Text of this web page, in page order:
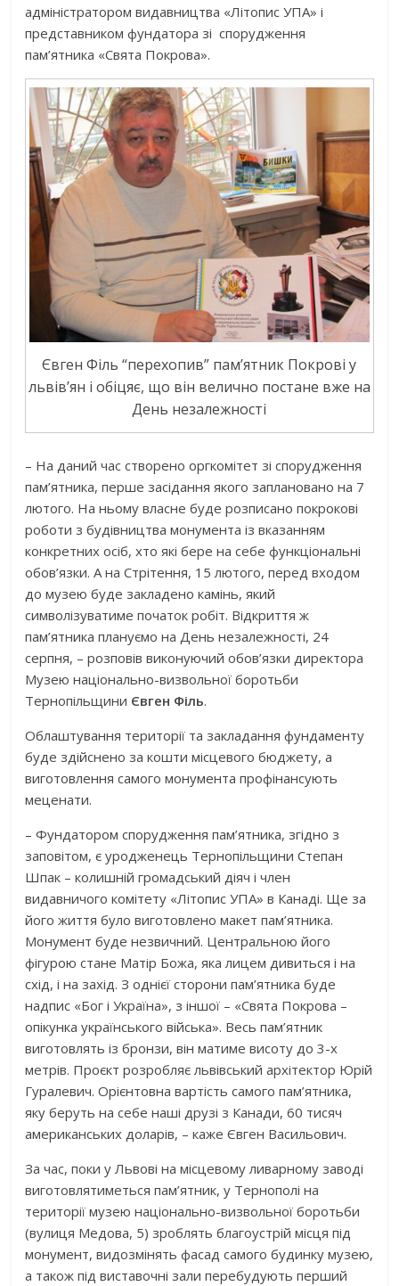
адміністратором видавництва «Літопис УПА» і
представником фундатора зі спорудження
пам’ятника «Свята Покрова».
Євген Філь “перехопив” пам’ятник Покрові у
львів’ян і обіцяє, що він велично постане вже на
День незалежності
– На даний час створено оргкомітет зі спорудження
пам’ятника, перше засідання якого заплановано на 7
лютого. На ньому власне буде розписано покрокові
роботи з будівництва монумента із вказанням
конкретних осіб, хто які бере на себе функціональні
обов’язки. А на Стрітення, 15 лютого, перед входом
до музею буде закладено камінь, який
символізуватиме початок робіт. Відкриття ж
пам’ятника плануємо на День незалежності, 24
серпня, – розповів виконуючий обов’язки директора
Музею національно-визвольної боротьби
Тернопільщини Євген Філь.
Облаштування території та закладання фундаменту
буде здійснено за кошти місцевого бюджету, а
виготовлення самого монумента профінансують
меценати.
– Фундатором спорудження пам’ятника, згідно з
заповітом, є уродженець Тернопільщини Степан
Шпак – колишній громадський діяч і член
видавничого комітету «Літопис УПА» в Канаді. Ще за
його життя було виготовлено макет пам’ятника.
Монумент буде незвичний. Центральною його
фігурою стане Матір Божа, яка лицем дивиться і на
схід, і на захід. З однієї сторони пам’ятника буде
надпис «Бог і Україна», з іншої – «Свята Покрова –
опікунка українського війська». Весь пам’ятник
виготовлять із бронзи, він матиме висоту до 3-х
метрів. Проєкт розробляє львівський архітектор Юрій
Гуралевич. Орієнтовна вартість самого пам’ятника,
яку беруть на себе наші друзі з Канади, 60 тисяч
американських доларів, – каже Євген Васильович.
За час, поки у Львові на місцевому ливарному заводі
виготовлятиметься пам’ятник, у Тернополі на
території музею національно-визвольної боротьби
(вулиця Медова, 5) зроблять благоустрій місця під
монумент, видозмінять фасад самого будинку музею,
а також під виставочні зали перебудують перший